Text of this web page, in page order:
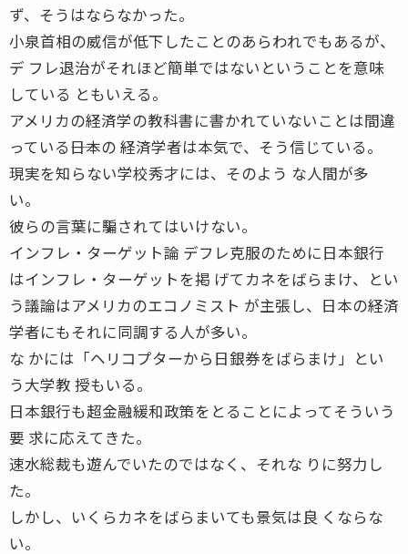
ず、そうはならなかった。
小泉首相の威信が低下したことのあらわれでもあるが、
デ フレ退治がそれほど簡単ではないということを意味
している ともいえる。
アメリカの経済学の教科書に書かれていないことは間違
っている――日本の 経済学者は本気で、そう信じている。
現実を知らない学校秀才には、そのよう な人間が多
い。
彼らの言葉に騙されてはいけない。
インフレ・ターゲット論 デフレ克服のために日本銀行
はインフレ・ターゲットを掲 げてカネをばらまけ、とい
う議論はアメリカのエコノミスト が主張し、日本の経済
学者にもそれに同調する人が多い。
な かには「ヘリコプターから日銀券をばらまけ」とい
う大学教 授もいる。
日本銀行も超金融緩和政策をとることによってそういう
要 求に応えてきた。
速水総裁も遊んでいたのではなく、それな りに努力し
た。
しかし、いくらカネをばらまいても景気は良 くならな
い。